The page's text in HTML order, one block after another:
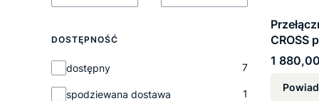
DOSTĘPNOŚĆ
Dostępność
dostępny 7
spodziewana dostawa 1
CROSS
Cena
1